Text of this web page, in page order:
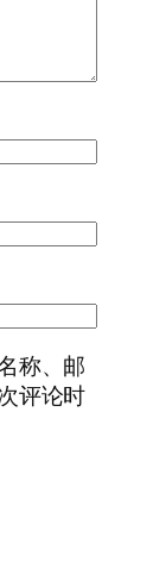
称、邮
评论时